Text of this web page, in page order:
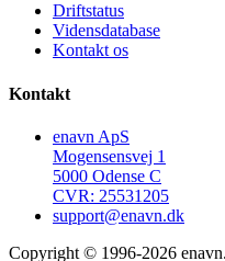
Driftstatus
Vidensdatabase
Kontakt os
Kontakt
enavn ApS
Mogensensvej 1
5000 Odense C
CVR: 25531205
support@enavn.dk
Copyright © 1996-2026